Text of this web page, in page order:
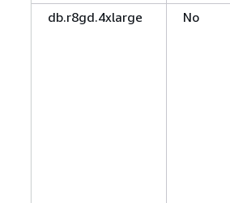
db.r8gd.4xlarge
No